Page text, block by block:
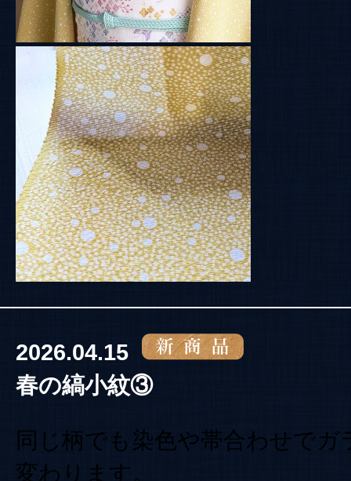
2026.04.15
春の縞小紋③
同じ柄でも染色や帯合わせでガ
変わります。